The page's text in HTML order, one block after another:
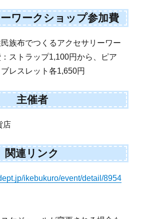
ワークショップ参加費
族布でつくるアクセサリーワー
ストラップ1,100円から、ピア
レスレット各1,650円
主催者
店
関連リンク
ikebukuro/event/detail/8954